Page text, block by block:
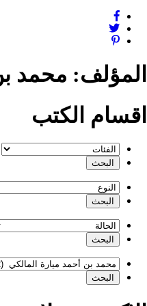
المؤلف: محمد
اقسام الكتب